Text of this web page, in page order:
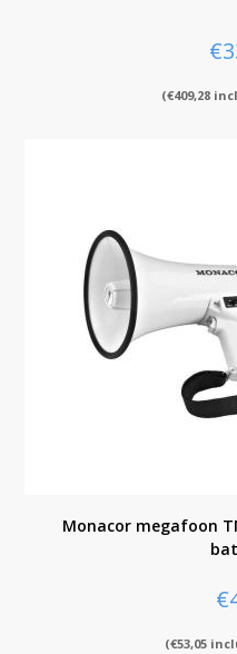
€
(€409,28
Monacor megafoon
€
(€53,05